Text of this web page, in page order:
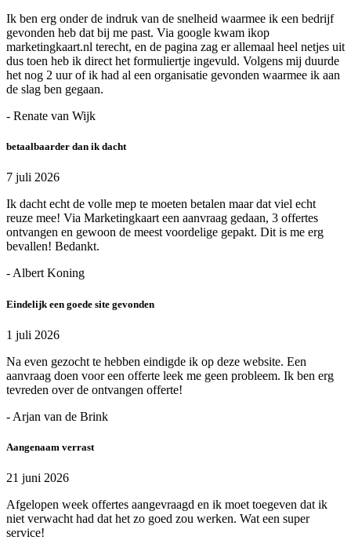
Ik ben erg onder de indruk van de snelheid waarmee ik een bedrijf
gevonden heb dat bij me past. Via google kwam ikop
marketingkaart.nl terecht, en de pagina zag er allemaal heel netjes uit
dus toen heb ik direct het formuliertje ingevuld. Volgens mij duurde
het nog 2 uur of ik had al een organisatie gevonden waarmee ik aan
de slag ben gegaan.
- Renate van Wijk
betaalbaarder dan ik dacht
7 juli 2026
Ik dacht echt de volle mep te moeten betalen maar dat viel echt
reuze mee! Via Marketingkaart een aanvraag gedaan, 3 offertes
ontvangen en gewoon de meest voordelige gepakt. Dit is me erg
bevallen! Bedankt.
- Albert Koning
Eindelijk een goede site gevonden
1 juli 2026
Na even gezocht te hebben eindigde ik op deze website. Een
aanvraag doen voor een offerte leek me geen probleem. Ik ben erg
tevreden over de ontvangen offerte!
- Arjan van de Brink
Aangenaam verrast
21 juni 2026
Afgelopen week offertes aangevraagd en ik moet toegeven dat ik
niet verwacht had dat het zo goed zou werken. Wat een super
service!